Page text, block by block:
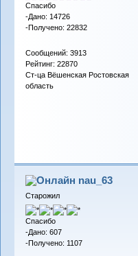
Спасибо
-Дано: 14726
-Получено: 22832
Сообщений: 3913
Рейтинг: 22870
Ст-ца Вёшенская Ростовская
область
nau_63
Старожил
Спасибо
-Дано: 607
-Получено: 1107